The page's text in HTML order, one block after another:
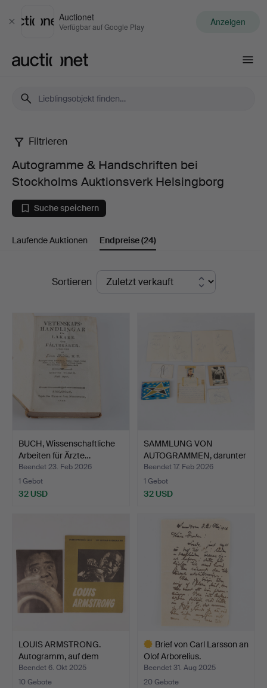
Schließen
Auctionet
Verfügbar auf Google Play Anzeigen
Autogramme
&
Handschriften
bei
Auktionsverk
Helsingborg
Filtrieren
Autogramme & Handschriften bei
Stockholms Auktionsverk Helsingborg
Suche speichern
Laufende Auktionen Endpreise(24)
EndpreiseSortieren
BUCH, Wissenschaftliche
Arbeiten für Ärzte…
Beendet 23. Feb 2026
1 Gebot
32 USD
SAMMLUNG VON
AUTOGRAMMEN, darunter
Gustaf …
Beendet 17. Feb 2026
1 Gebot
32 USD
LOUIS ARMSTRONG.
Autogramm, auf dem
Progra…
Beendet 6. Okt 2025
10 Gebote
Brief von Carl Larsson an
Olof Arborelius.
Beendet 31. Aug 2025
20 Gebote